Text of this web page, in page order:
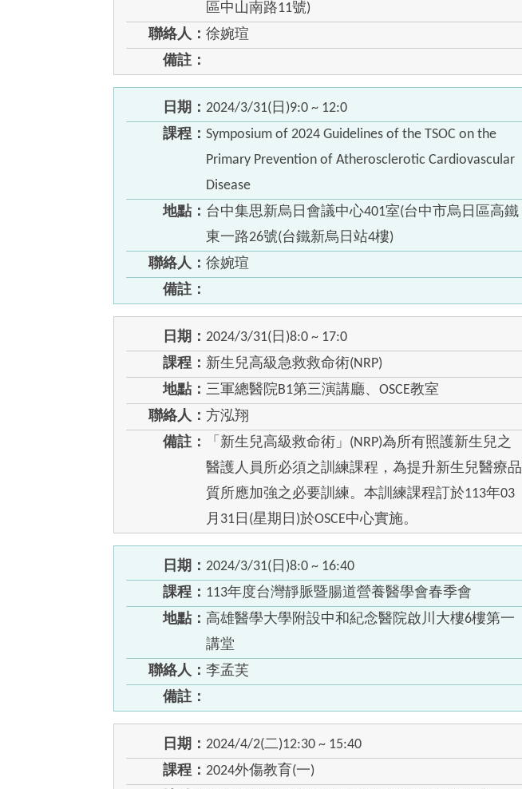
區中山南路11號)
聯絡人： 徐婉瑄
備註：
日期： 2024/3/31(日)9:0 ~ 12:0
課程： Symposium of 2024 Guidelines of the TSOC on the
Primary Prevention of Atherosclerotic Cardiovascular
Disease
地點： 台中集思新烏日會議中心401室(台中市烏日區高鐵
東一路26號(台鐵新烏日站4樓)
聯絡人： 徐婉瑄
備註：
日期： 2024/3/31(日)8:0 ~ 17:0
課程： 新生兒高級急救救命術(NRP)
地點： 三軍總醫院B1第三演講廳、OSCE教室
聯絡人： 方泓翔
備註：
「新生兒高級救命術」(NRP)為所有照護新生兒之
醫護人員所必須之訓練課程，為提升新生兒醫療品
質所應加強之必要訓練。本訓練課程訂於113年03
月31日(星期日)於OSCE中心實施。
日期： 2024/3/31(日)8:0 ~ 16:40
課程： 113年度台灣靜脈暨腸道營養醫學會春季會
地點： 高雄醫學大學附設中和紀念醫院啟川大樓6樓第一
講堂
聯絡人： 李孟芙
備註：
日期： 2024/4/2(二)12:30 ~ 15:40
課程： 2024外傷教育(一)